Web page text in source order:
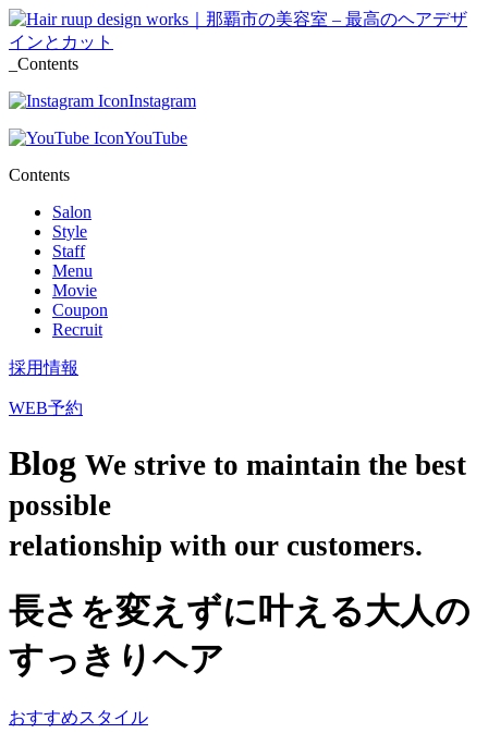
_Contents
Instagram
YouTube
Contents
Salon
Style
Staff
Menu
Movie
Coupon
Recruit
採用情報
WEB予約
Blog We strive to maintain the best
possible
relationship with our customers.
長さを変えずに叶える大人の
すっきりヘア
おすすめスタイル